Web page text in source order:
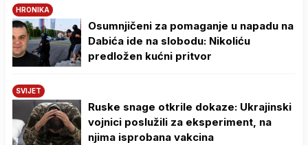
HRONIKA
Osumnjičeni za pomaganje u napadu na
Dabića ide na slobodu: Nikoliću
predložen kućni pritvor
SVIJET
Ruske snage otkrile dokaze: Ukrajinski
vojnici poslužili za eksperiment, na
njima isprobana vakcina